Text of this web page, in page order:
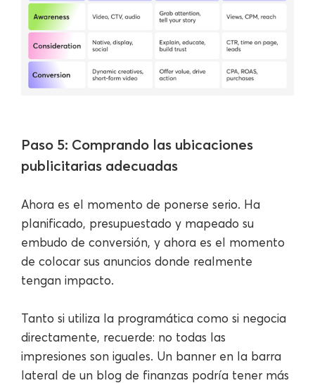
Paso 5: Comprando las ubicaciones
publicitarias adecuadas
Ahora es el momento de ponerse serio. Ha
planificado, presupuestado y mapeado su
embudo de conversión, y ahora es el momento
de colocar sus anuncios donde realmente
tengan impacto.
Tanto si utiliza la programática como si negocia
directamente, recuerde: no todas las
impresiones son iguales. Un banner en la barra
lateral de un blog de finanzas podría tener más